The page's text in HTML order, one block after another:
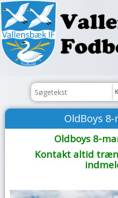
OldBoys 8-
Oldboys 8-
Kontakt altid